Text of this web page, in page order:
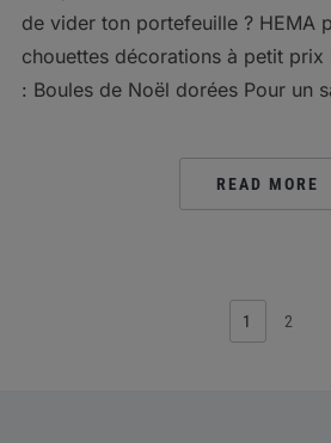
de vider ton portefeuille ? HEMA
chouettes décorations à petit prix
: Boules de Noël dorées Pour un
READ MORE
1 2